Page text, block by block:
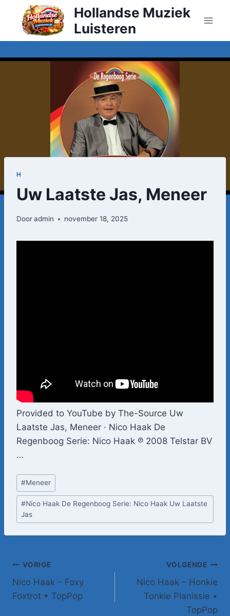
Doorgaan
inhoud
Hollandse Muziek
Luisteren
H
Uw Laatste Jas, Meneer
Dooradmin november 18, 2025
Provided to YouTube by The-Source Uw
Laatste Jas, Meneer · Nico Haak De
Regenboog Serie: Nico Haak ℗ 2008 Telstar BV
…
Bericht
tags:
#Meneer
#Nico Haak De Regenboog Serie: Nico Haak Uw Laatste
Jas
Bericht
navigatie
VORIGE
Nico Haak – Foxy
Foxtrot • TopPop
VOLGENDE
Nico Haak – Honkie
Tonkie Pianissie •
TopPop